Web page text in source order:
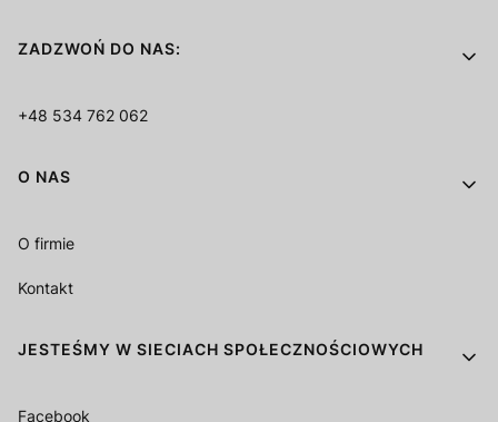
ZADZWOŃ DO NAS:
+48 534 762 062
O NAS
O firmie
Kontakt
JESTEŚMY W SIECIACH SPOŁECZNOŚCIOWYCH
Facebook